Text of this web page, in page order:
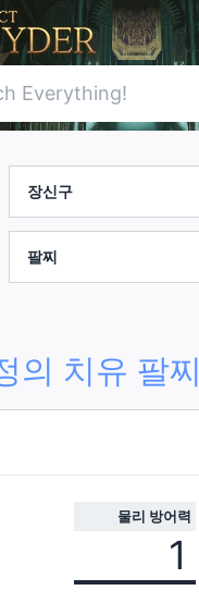
의 치유 팔찌
물리 방어력
1